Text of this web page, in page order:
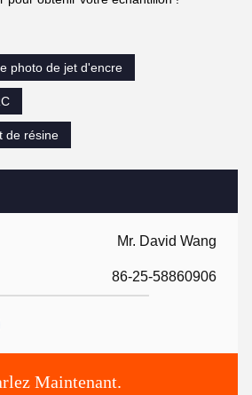
Mr. David Wang
86-25-58860906
Maintenant.
photo de jet d'encre
de résine